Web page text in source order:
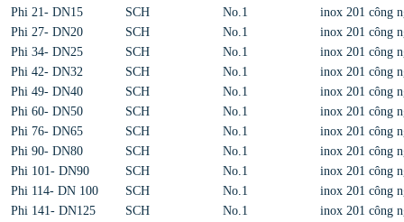
Phi 21- DN15
SCH No.1
inox 201 công
Phi 27- DN20
SCH No.1
inox 201 công
Phi 34- DN25
SCH No.1
inox 201 công
Phi 42- DN32
SCH No.1
inox 201 công
Phi 49- DN40
SCH No.1
inox 201 công
Phi 60- DN50
SCH No.1
inox 201 công
Phi 76- DN65
SCH No.1
inox 201 công
Phi 90- DN80
SCH No.1
inox 201 công
Phi 101- DN90
SCH No.1
inox 201 công
Phi 114- DN 100
SCH No.1
inox 201 công
Phi 141- DN125
SCH No.1
inox 201 công